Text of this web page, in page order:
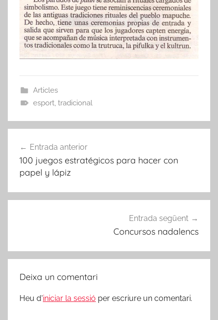
Articles
esport, tradicional
d'entrades
Entrada anterior
100 juegos estratégicos para hacer con
papel y lápiz
Entrada següent
Concursos nadalencs
Deixa un comentari
Heu d'iniciar la sessió per escriure un comentari.